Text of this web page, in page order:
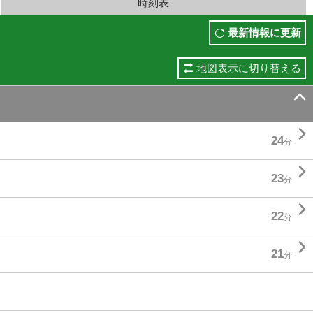
時刻表
最新情報に更新
地図表示に切り替える

24分 
23分 
22分 
21分 